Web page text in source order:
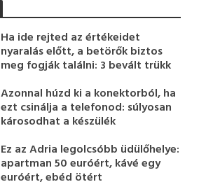
Ha ide rejted az értékeidet
nyaralás előtt, a betörők biztos
meg fogják találni: 3 bevált trükk
Azonnal húzd ki a konektorból, ha
ezt csinálja a telefonod: súlyosan
károsodhat a készülék
Ez az Adria legolcsóbb üdülőhelye:
apartman 50 euróért, kávé egy
euróért, ebéd ötért